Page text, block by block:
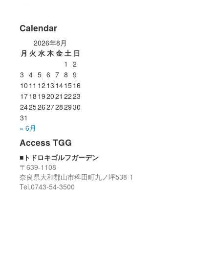
Calendar
2026年8月
月 火 水 木 金 土 日
1
2
3 4 5 6 7 8 9
10 11 12 13 141516
1718 192021 2223
24252627282930
31
« 6月
Access TGG
■トドロキゴルフガーデン
〒639-1108
奈良県大和郡山市稗田町九ノ坪538-1
Tel.0743-54-3500